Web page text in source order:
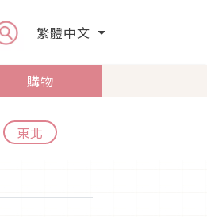
繁體中文
購物
東北